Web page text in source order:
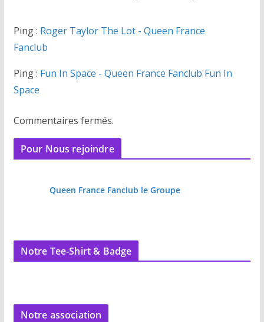
Ping : Roger Taylor The Lot - Queen France
Fanclub
Ping : Fun In Space - Queen France Fanclub Fun In
Space
Commentaires fermés.
Pour Nous rejoindre
Queen France Fanclub le Groupe
Notre Tee-Shirt & Badge
Notre association